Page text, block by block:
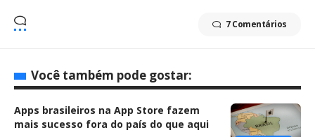
7 Comentários
Você também pode gostar:
Apps brasileiros na App Store fazem
mais sucesso fora do país do que aqui